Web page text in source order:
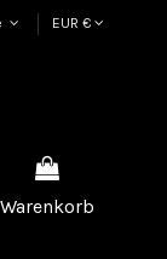
EUR €
Warenkorb